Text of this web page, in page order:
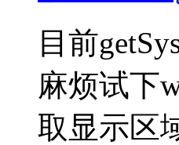
目前
麻烦试下
取显示区